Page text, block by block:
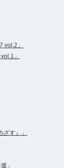
vol.2」
」
す』」
」